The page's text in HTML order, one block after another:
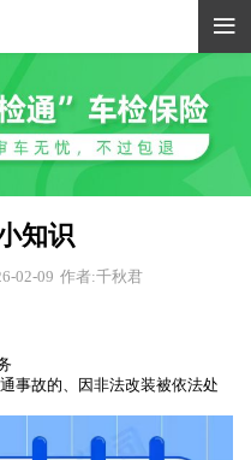

知识
02-09 作者:千秋君
事故的、因非法改装被依法处